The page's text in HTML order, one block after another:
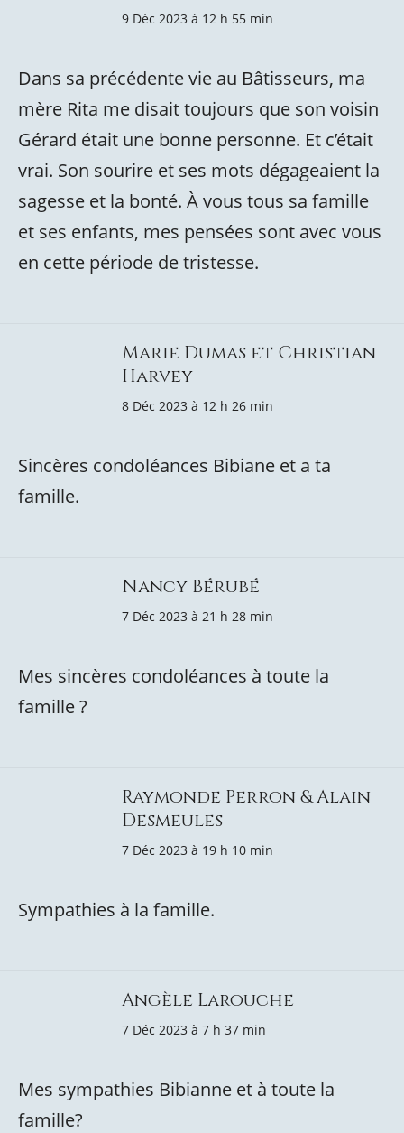
9 Déc 2023 à 12 h 55 min
Dans sa précédente vie au Bâtisseurs, ma
mère Rita me disait toujours que son voisin
Gérard était une bonne personne. Et c’était
vrai. Son sourire et ses mots dégageaient la
sagesse et la bonté. À vous tous sa famille
et ses enfants, mes pensées sont avec vous
en cette période de tristesse.
Marie Dumas et Christian
Harvey
8 Déc 2023 à 12 h 26 min
Sincères condoléances Bibiane et a ta
famille.
Nancy Bérubé
7 Déc 2023 à 21 h 28 min
Mes sincères condoléances à toute la
famille ?
Raymonde Perron & Alain
Desmeules
7 Déc 2023 à 19 h 10 min
Sympathies à la famille.
Angèle Larouche
7 Déc 2023 à 7 h 37 min
Mes sympathies Bibianne et à toute la
famille?